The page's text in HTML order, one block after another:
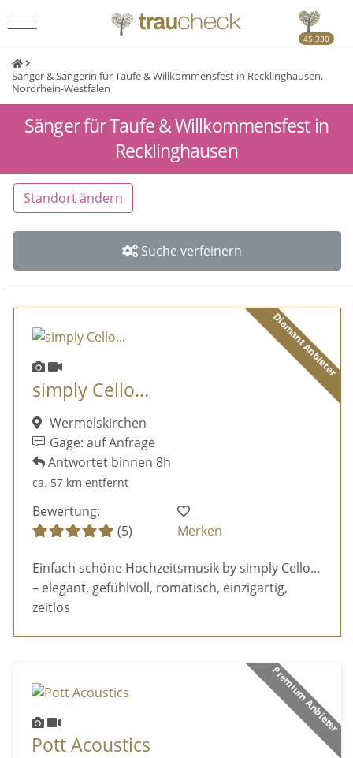
45.330
Sänger & Sängerin für Taufe & Willkommensfest in Recklinghausen,
Nordrhein-Westfalen
Sänger für Taufe & Willkommensfest in
Recklinghausen
Standort ändern
Suche verfeinern
Diamant Anbieter
simply Cello...
Wermelskirchen
Gage: auf Anfrage
Antwortet binnen 8h
ca. 57 km entfernt
Bewertung:
(5)
Merken
Einfach schöne Hochzeitsmusik by simply Cello...
– elegant, gefühlvoll, romatisch, einzigartig,
zeitlos
Premium Anbieter
Pott Acoustics